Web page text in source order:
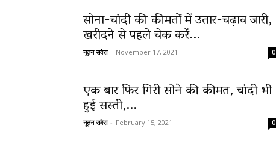
सोना-चांदी की कीमतों में उतार-चढ़ाव जारी,
खरीदने से पहले चेक करें...
नूतन सवेरा - November 17, 2021 0
एक बार फिर गिरी सोने की कीमत, चांदी भी
हुई सस्ती,...
नूतन सवेरा - February 15, 2021 0